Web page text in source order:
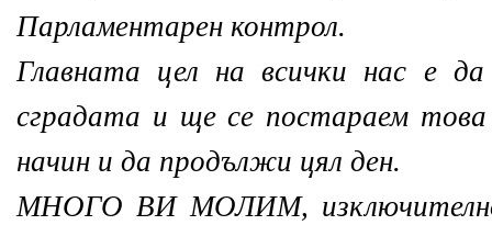
Парламентарен контрол.
Главната цел на всички нас е
сградата и ще се постараем
начин и да продължи цял ден.
МНОГО ВИ МОЛИМ,